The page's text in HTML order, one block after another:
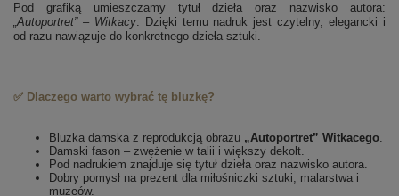
Pod grafiką umieszczamy tytuł dzieła oraz nazwisko autora:
„Autoportret” – Witkacy. Dzięki temu nadruk jest czytelny, elegancki i
od razu nawiązuje do konkretnego dzieła sztuki.
✅ Dlaczego warto wybrać tę bluzkę?
Bluzka damska z reprodukcją obrazu „Autoportret” Witkacego.
Damski fason – zwężenie w talii i większy dekolt.
Pod nadrukiem znajduje się tytuł dzieła oraz nazwisko autora.
Dobry pomysł na prezent dla miłośniczki sztuki, malarstwa i
muzeów.